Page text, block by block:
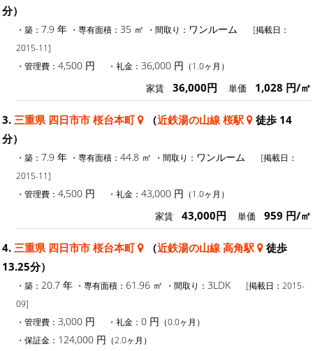
分）
・築： 7.9 年 ・専有面積： 35 ㎡ ・間取り： ワンルーム
[掲載日：
2015-11]
・管理費： 4,500 円 ・礼金： 36,000 円 （1.0ヶ月）
家賃 36,000円 単価 1,028 円/㎡
3. 三重県 四日市市 桜台本町 （近鉄湯の山線 桜駅
徒歩 14
分）
・築： 7.9 年 ・専有面積： 44.8 ㎡ ・間取り： ワンルーム
[掲載日：
2015-11]
・管理費： 4,500 円 ・礼金： 43,000 円 （1.0ヶ月）
家賃 43,000円 単価 959 円/㎡
4. 三重県 四日市市 桜台本町 （近鉄湯の山線 高角駅
徒歩
13.25分）
・築： 20.7 年 ・専有面積： 61.96 ㎡ ・間取り： 3LDK
[掲載日：2015-
09]
・管理費： 3,000 円 ・礼金： 0 円 （0.0ヶ月）
・保証金： 124,000 円 （2.0ヶ月）